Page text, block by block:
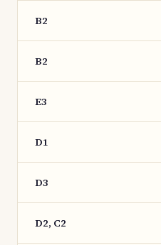
B2
B2
E3
D1
D3
D2, C2